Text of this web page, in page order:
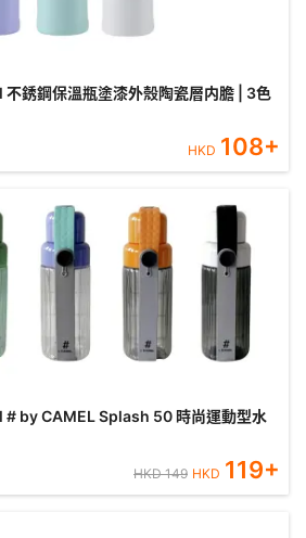
銹鋼保溫瓶塗漆外殼陶瓷層内膽 | 3色
HKD 108+
by CAMEL Splash 50 時尚運動型水
HKD149 HKD 119+